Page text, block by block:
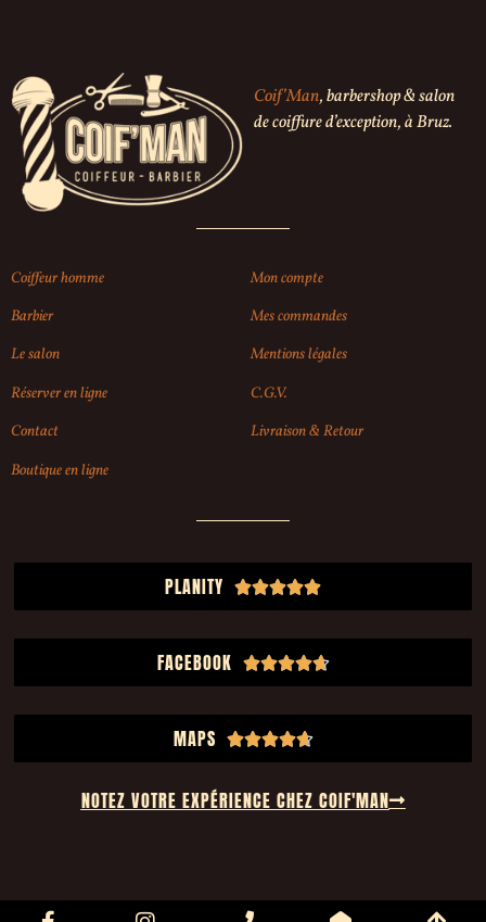
Coif’Man, barbershop & salon
de coiffure d’exception, à Bruz.
Coiffeur homme
Barbier
Le salon
Réserver en ligne
Contact
Boutique en ligne
Mon compte
Mes commandes
Mentions légales
C.G.V.
Livraison & Retour
PLANITY 
FACEBOOK 
MAPS 
NOTEZ VOTRE EXPÉRIENCE CHEZ COIF'MAN